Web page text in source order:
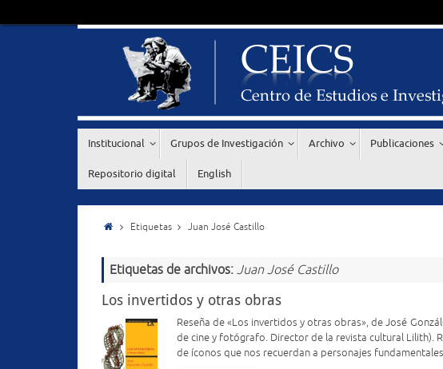
Institucional Grupos de Investigación Archivo Publicaciones
Repositorio digital English
Etiquetas Juan José Castillo
Etiquetas de archivos: Juan José Castillo
Los invertidos y otras obras
Reseña de «Los invertidos y otras obras», de José
de cine y fotógrafo. Director de la revista cultural Lilith).
de íconos que nos recuerdan a personajes